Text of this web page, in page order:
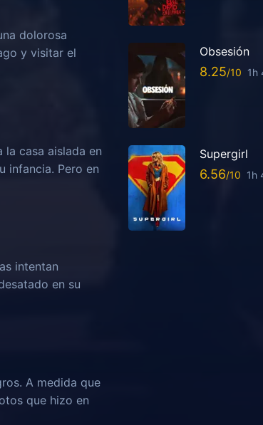
dolorosa
y visitar el
la casa aislada en
infancia. Pero en
intentan
en su
A medida que
que hizo en
Obsesión
8.25 1h
Supergirl
6.56 1h